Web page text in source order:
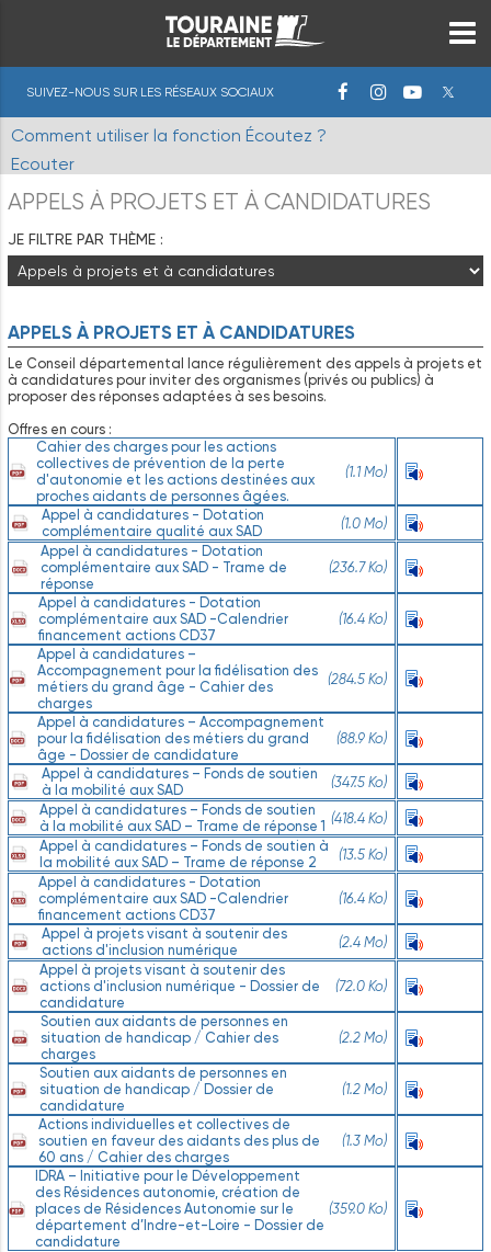
SUIVEZ-NOUS SUR LES RÉSEAUX SOCIAUX
Comment utiliser la fonction Écoutez ?
Ecouter
APPELS À PROJETS ET À CANDIDATURES
JE FILTRE PAR THÈME :
APPELS À PROJETS ET À CANDIDATURES
Le Conseil départemental lance régulièrement des appels à projets et
à candidatures pour inviter des organismes (privés ou publics) à
proposer des réponses adaptées à ses besoins.
Offres en cours :
Cahier des charges pour les actions
collectives de prévention de la perte
d'autonomie et les actions destinées aux
proches aidants de personnes âgées.
(1.1 Mo)
Appel à candidatures - Dotation
complémentaire qualité aux SAD
(1.0 Mo)
Appel à candidatures - Dotation
complémentaire aux SAD - Trame de
réponse
(236.7 Ko)
Appel à candidatures - Dotation
complémentaire aux SAD -Calendrier
financement actions CD37
(16.4 Ko)
Appel à candidatures –
Accompagnement pour la fidélisation des
métiers du grand âge - Cahier des
charges
(284.5 Ko)
Appel à candidatures – Accompagnement
pour la fidélisation des métiers du grand
âge - Dossier de candidature
(88.9 Ko)
Appel à candidatures – Fonds de soutien
à la mobilité aux SAD
(347.5 Ko)
Appel à candidatures – Fonds de soutien
à la mobilité aux SAD – Trame de réponse 1 (418.4 Ko)
Appel à candidatures – Fonds de soutien à
la mobilité aux SAD – Trame de réponse 2
(13.5 Ko)
Appel à candidatures - Dotation
complémentaire aux SAD -Calendrier
financement actions CD37
(16.4 Ko)
Appel à projets visant à soutenir des
actions d'inclusion numérique
(2.4 Mo)
Appel à projets visant à soutenir des
actions d'inclusion numérique - Dossier de
candidature
(72.0 Ko)
Soutien aux aidants de personnes en
situation de handicap / Cahier des
charges
(2.2 Mo)
Soutien aux aidants de personnes en
situation de handicap / Dossier de
candidature
(1.2 Mo)
Actions individuelles et collectives de
soutien en faveur des aidants des plus de
60 ans / Cahier des charges
(1.3 Mo)
IDRA – Initiative pour le Développement
des Résidences autonomie, création de
places de Résidences Autonomie sur le
département d’Indre-et-Loire - Dossier de
candidature
(359.0 Ko)